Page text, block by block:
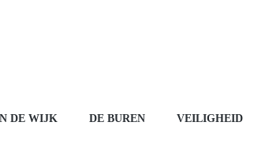
DE WIJK DE BUREN VEILIGHEID